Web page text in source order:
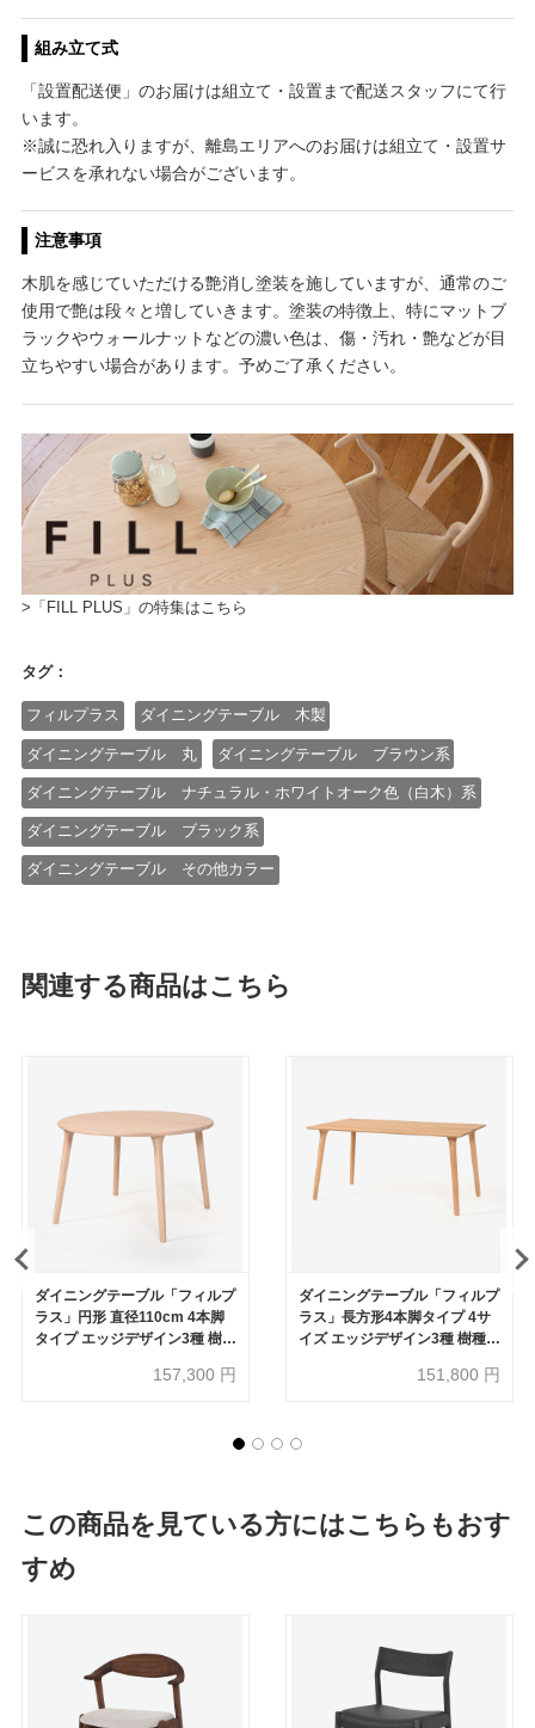
組み立て式
「設置配送便」のお届けは組立て・設置まで配送スタッフにて行
います。
※誠に恐れ入りますが、離島エリアへのお届けは組立て・設置サ
ービスを承れない場合がございます。
注意事項
木肌を感じていただける艶消し塗装を施していますが、通常のご
使用で艶は段々と増していきます。塗装の特徴上、特にマットブ
ラックやウォールナットなどの濃い色は、傷・汚れ・艶などが目
立ちやすい場合があります。予めご了承ください。
>「FILL PLUS」の特集はこちら
タグ：
フィルプラス ダイニングテーブル 木製
ダイニングテーブル 丸 ダイニングテーブル ブラウン系
ダイニングテーブル ナチュラル・ホワイトオーク色（白木）系
ダイニングテーブル ブラック系
ダイニングテーブル その他カラー
関連する商品はこちら
ダイニングテーブル「フィルプ
ラス」円形 直径110cm 4本脚
タイプ エッジデザイン3種 樹
157,300 円
ダイニングテーブル「フィルプ
ラス」長方形4本脚タイプ 4サ
イズ エッジデザイン3種 樹種・
151,800 円
この商品を見ている方にはこちらもおす
すめ